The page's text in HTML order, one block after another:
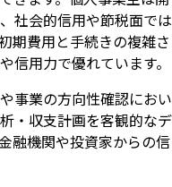
社会的信用や節税面では
期費用と手続きの複雑さ
信用力で優れています。
事業の方向性確認におい
・収支計画を客観的なデ
融機関や投資家からの信